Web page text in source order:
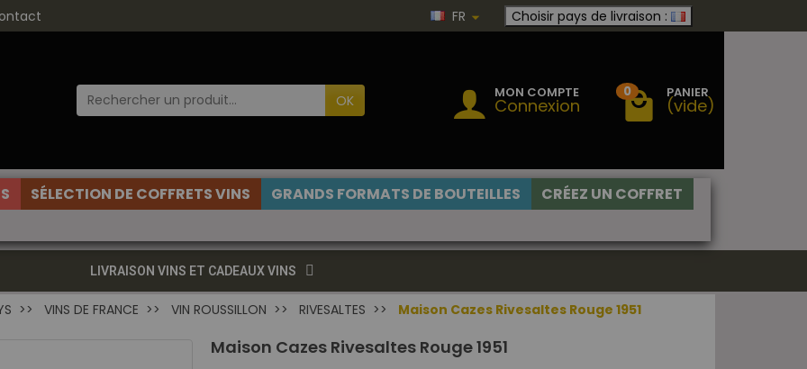
FR Choisir pays de livraison :
OK MON COMPTE
Connexion
0 PANIER
(vide)
SÉLECTION DE COFFRETS VINS GRANDS FORMATS DE BOUTEILLES
CRÉEZ UN COFFRET
LIVRAISON VINS ET CADEAUX VINS
VINS DE FRANCE VIN ROUSSILLON RIVESALTES Maison Cazes Rivesaltes Rouge 1951
Maison Cazes Rivesaltes Rouge 1951